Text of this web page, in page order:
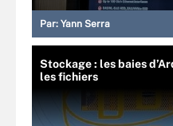
Par: Yann Serra
Stockage : les baies
les fichiers